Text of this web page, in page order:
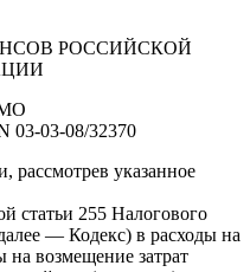
РОССИЙСКОЙ
03-03-08/32370
рассмотрев указанное
статьи 255 Налогового
— Кодекс) в расходы на
на возмещение затрат